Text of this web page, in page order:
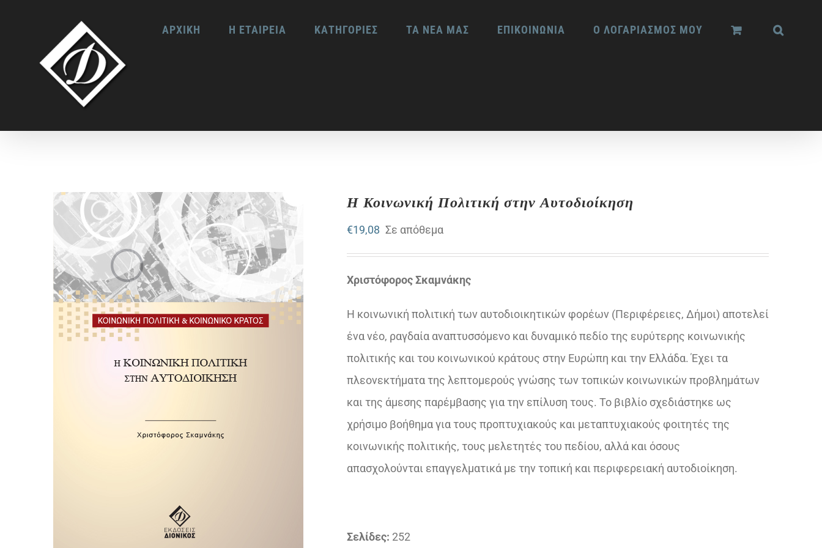
ΑΡΧΙΚΗ Η ΕΤΑΙΡΕΙΑ ΚΑΤΗΓΟΡΙΕΣ ΤΑ ΝΕΑ ΜΑΣ ΕΠΙΚΟΙΝΩΝΙΑ Ο ΛΟΓΑΡΙΑΣΜΟΣ ΜΟΥ
Η Κοινωνική Πολιτική στην Αυτοδιοίκηση
€19,08 Σε απόθεμα
Χριστόφορος Σκαμνάκης
Η κοινωνική πολιτική των αυτοδιοικητικών φορέων (Περιφέρειες, Δήμοι) αποτελεί
ένα νέο, ραγδαία αναπτυσσόμενο και δυναμικό πεδίο της ευρύτερης κοινωνικής
πολιτικής και του κοινωνικού κράτους στην Ευρώπη και την Ελλάδα. Έχει τα
πλεονεκτήματα της λεπτομερούς γνώσης των τοπικών κοινωνικών προβλημάτων
και της άμεσης παρέμβασης για την επίλυση τους. Το βιβλίο σχεδιάστηκε ως
χρήσιμο βοήθημα για τους προπτυχιακούς και μεταπτυχιακούς φοιτητές της
κοινωνικής πολιτικής, τους μελετητές του πεδίου, αλλά και όσους
απασχολούνται επαγγελματικά με την τοπική και περιφερειακή αυτοδιοίκηση.
Σελίδες: 252